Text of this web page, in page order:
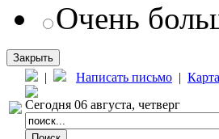
Очень
Закрыть
| Написать письмо |
Сегодня 06 августа, четверг